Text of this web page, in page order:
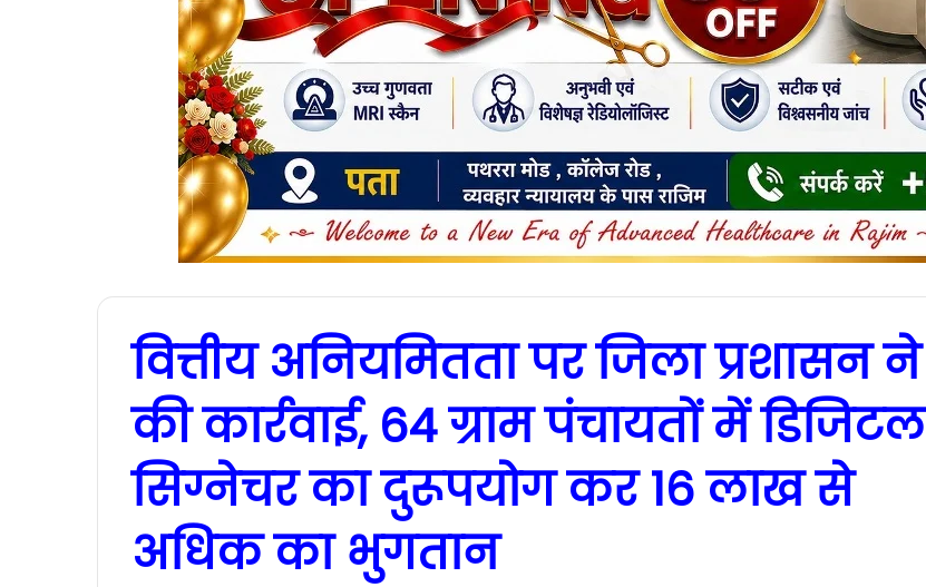
वित्तीय अनियमितता पर जिला प्रशासन ने
की कार्रवाई, 64 ग्राम पंचायतों में डिजिटल
सिग्नेचर का दुरूपयोग कर 16 लाख से
अधिक का भुगतान